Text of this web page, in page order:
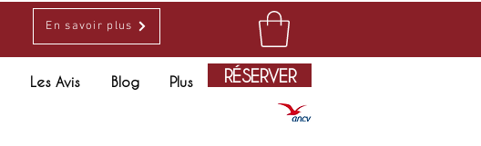
Les Avis Blog Plus RÉSERVER
En savoir plus